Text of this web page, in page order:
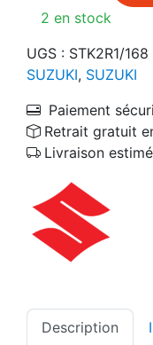
2 en stock
UGS : STK2R1/168
SUZUKI, SUZUKI
Paiement
Retrait gratuit
Livraison
Description